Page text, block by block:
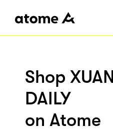
Shop
DAILY
on Atome